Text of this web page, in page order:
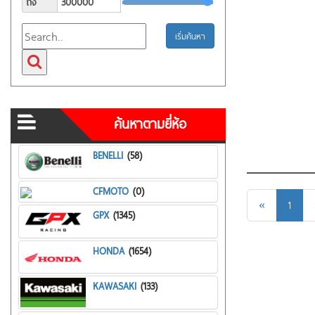
เริ่มค้นหา
ค้นหาตามยี่ห้อ
BENELLI(58)
CFMOTO(0)
GPX(1345)
HONDA(1654)
KAWASAKI(133)
« 1